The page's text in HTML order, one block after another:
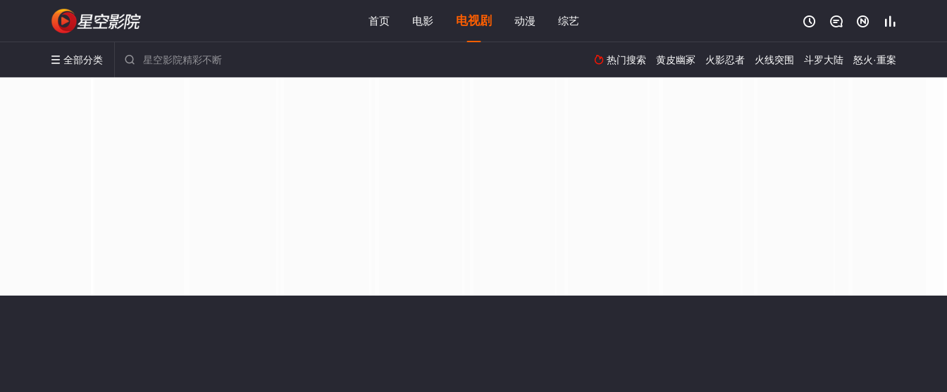
首页 电影 电视剧 动漫 综艺    
 全部分类   热门搜索 黄皮幽冢 火影忍者 火线突围 斗罗大陆 怒火·重案